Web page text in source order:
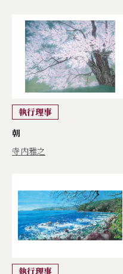
執行理事
朝
寺内雅之
執行理事